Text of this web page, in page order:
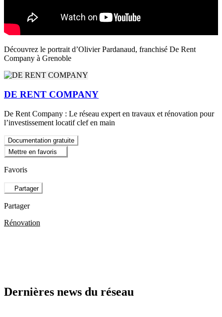
Découvrez le portrait d’Olivier Pardanaud, franchisé De Rent
Company à Grenoble
DE RENT COMPANY
De Rent Company : Le réseau expert en travaux et rénovation pour
l’investissement locatif clef en main
Documentation gratuite
Mettre en favoris
Favoris
Partager
Partager
Rénovation
Dernières news du réseau